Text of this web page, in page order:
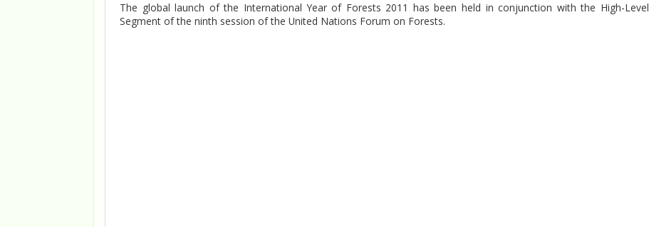
The global launch of the International Year of Forests 2011 has been held in conjunction with the High-Level
Segment of the ninth session of the United Nations Forum on Forests.